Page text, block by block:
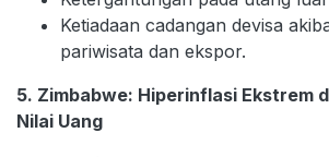
Ketiadaan cadangan devisa
pariwisata dan ekspor.
5. Zimbabwe: Hiperinflasi Ekstrem
Nilai Uang